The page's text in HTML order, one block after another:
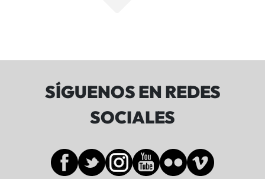
SÍGUENOS EN REDES
SOCIALES